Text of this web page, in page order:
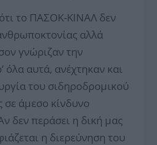
το ΠΑΣΟΚ-ΚΙΝΑΛ δεν
αλλά
γνώριζαν την
όλα αυτά, ανέχτηκαν και
του σιδηροδρομικού
σε άμεσο κίνδυνο
δεν περάσει η δική μας
η διερεύνηση του